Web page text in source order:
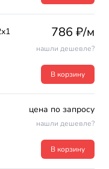
786 ₽/м
нашли дешевле?
В корзину
цена по запросу
нашли дешевле?
В корзину